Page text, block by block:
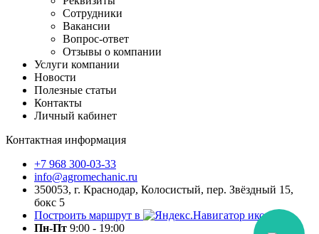
Сотрудники
Вакансии
Вопрос-ответ
Отзывы о компании
Услуги компании
Новости
Полезные статьи
Контакты
Личный кабинет
Контактная информация
+7 968 300-03-33
info@agromechanic.ru
350053, г. Краснодар, Колосистый, пер. Звёздный 15,
бокс 5
Построить маршрут в
Пн-Пт 9:00 - 19:00